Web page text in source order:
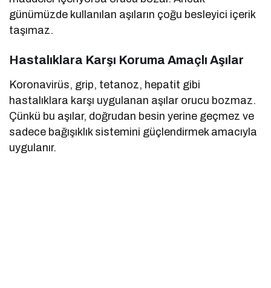
günümüzde kullanılan aşıların çoğu besleyici içerik
taşımaz.
Hastalıklara Karşı Koruma Amaçlı Aşılar
Koronavirüs, grip, tetanoz, hepatit gibi
hastalıklara karşı uygulanan aşılar orucu bozmaz.
Çünkü bu aşılar, doğrudan besin yerine geçmez ve
sadece bağışıklık sistemini güçlendirmek amacıyla
uygulanır.